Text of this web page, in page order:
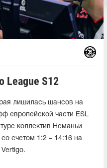
League S12
лишилась шансов на
европейской части ESL
коллектив Неманьи
счетом 1:2 – 14:16 на